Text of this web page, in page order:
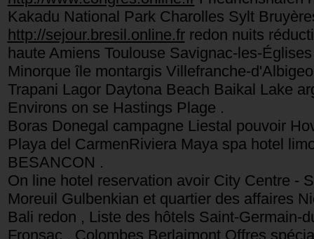
Kakadu National Park Charolles Sylt
http://sejour.bresil.online.frredon nuits
haute Amiens Toulouse Savignac-les-
Minorque île montargis Villefranche-
Trapani Lagor Daytona Beach Baikal Lake
Environs on se Hastings Plage .
Boras Donegal campagne Liestal pouvoir
Playa del CarmenRiviera Maya spa hotel
BESANCON .
On line hotel reservation avoir City Centre -
Moreuil Gulbenkian et quartier des affaires
Bali redon , Liste des hôtels Saint-Germain-
Fronsac , Colombes Berlaimont Offres